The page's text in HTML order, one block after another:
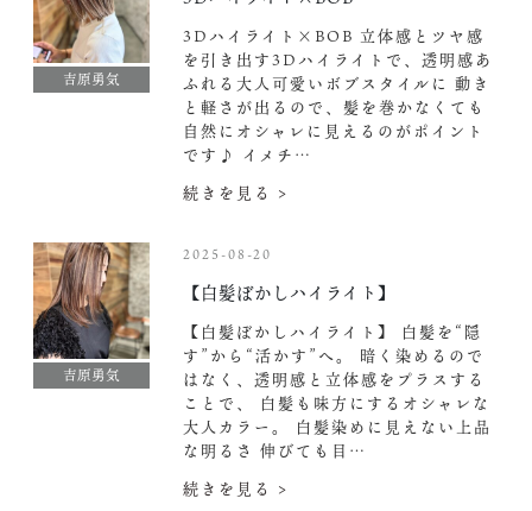
吉原勇気
3Dハイライト×BOB 立体感とツヤ感
を引き出す3Dハイライトで、透明感あ
ふれる大人可愛いボブスタイルに‍ 動き
と軽さが出るので、髪を巻かなくても
自然にオシャレに見えるのがポイント
です♪ イメチ…
続きを見る >
吉原勇気
2025-08-20
【白髪ぼかしハイライト】
【白髪ぼかしハイライト】 白髪を“隠
す”から“活かす”へ。 暗く染めるので
はなく、透明感と立体感をプラスする
ことで、 白髪も味方にするオシャレな
大人カラー。 白髪染めに見えない上品
な明るさ 伸びても目…
続きを見る >